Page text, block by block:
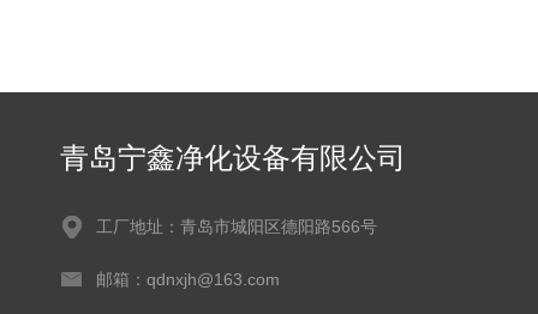
青岛宁鑫净化设备有限公司
工厂地址：青岛市城阳区德阳路566号
邮箱：qdnxjh@163.com